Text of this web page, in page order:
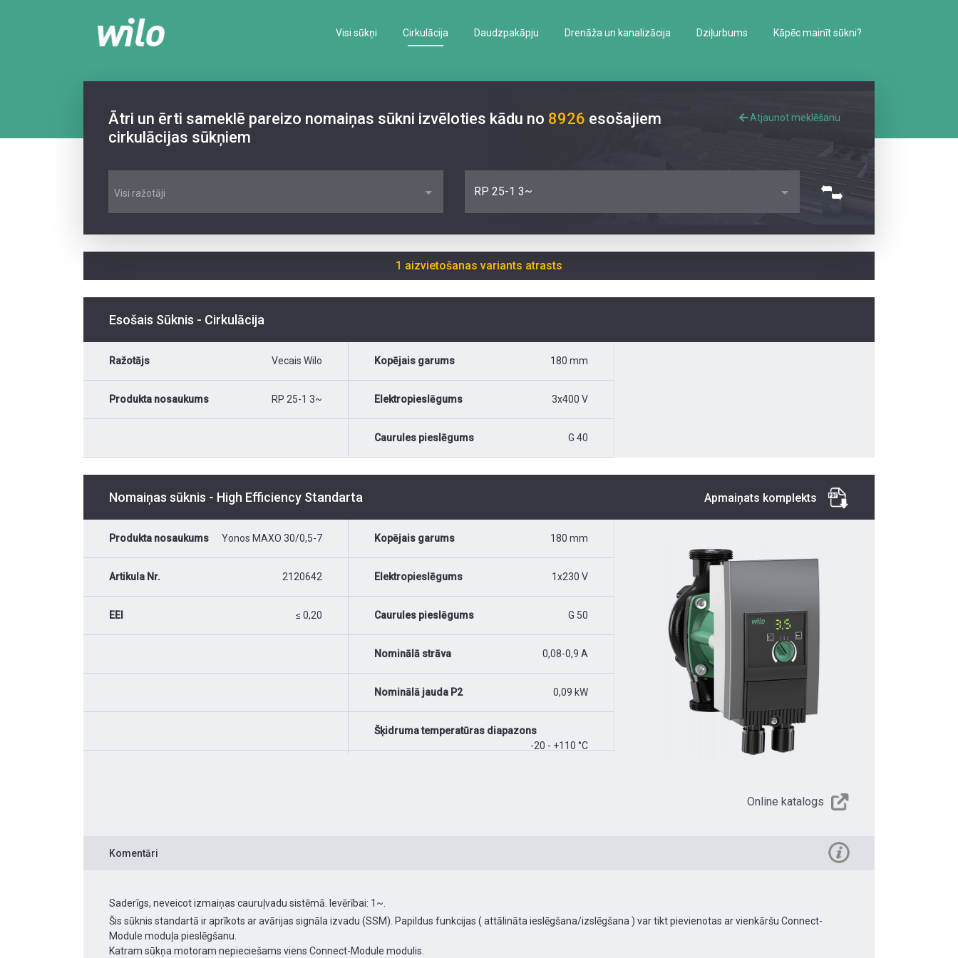
Visi sūkņi Cirkulācija Daudzpakāpju Drenāža un kanalizācija Dziļurbums Kāpēc mainīt sūkni?
Ātri un ērti sameklē pareizo nomaiņas sūkni izvēloties kādu no 8926 esošajiem
cirkulācijas sūkņiem
Atjaunot meklēšanu
Visi ražotāji RP 25-1 3~
1 aizvietošanas variants atrasts
Esošais Sūknis - Cirkulācija
Ražotājs Vecais Wilo
Produkta nosaukums RP 25-1 3~
Kopējais garums 180 mm
Elektropieslēgums 3x400 V
Caurules pieslēgums G 40
Nomaiņas sūknis - High Efficiency Standarta Apmaiņats komplekts
Produkta nosaukums Yonos MAXO 30/0,5-7
Artikula Nr. 2120642
EEI ≤ 0,20
Kopējais garums 180 mm
Elektropieslēgums 1x230 V
Caurules pieslēgums G 50
Nominālā strāva 0,08-0,9 A
Nominālā jauda P2 0,09 kW
Šķidruma temperatūras diapazons
-20 - +110 °C
Online katalogs
Komentāri
Saderīgs, neveicot izmaiņas cauruļvadu sistēmā. Ievērībai: 1~.
Šis sūknis standartā ir aprīkots ar avārijas signāla izvadu (SSM). Papildus funkcijas ( attālināta ieslēgšana/izslēgšana ) var tikt pievienotas ar vienkāršu Connect-
Module moduļa pieslēgšanu.
Katram sūkņa motoram nepieciešams viens Connect-Module modulis.